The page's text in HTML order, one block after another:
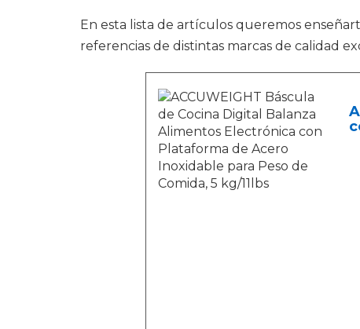
En esta lista de artículos queremos
referencias de distintas marcas de calidad